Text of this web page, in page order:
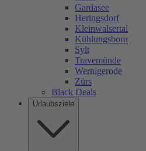
Gardasee
Heringsdorf
Kleinwalsertal
Kühlungsborn
Sylt
Travemünde
Wernigerode
Zürs
Black Deals
Urlaubsziele